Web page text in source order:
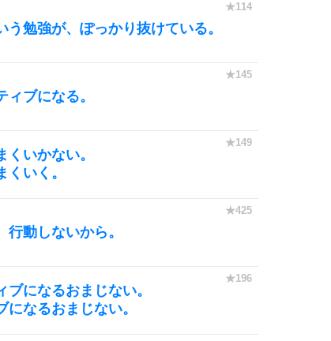
勉強が、ぽっかり抜けている。
ィブになる。
いかない。
いく。
動しないから。
ブになるおまじない。
になるおまじない。